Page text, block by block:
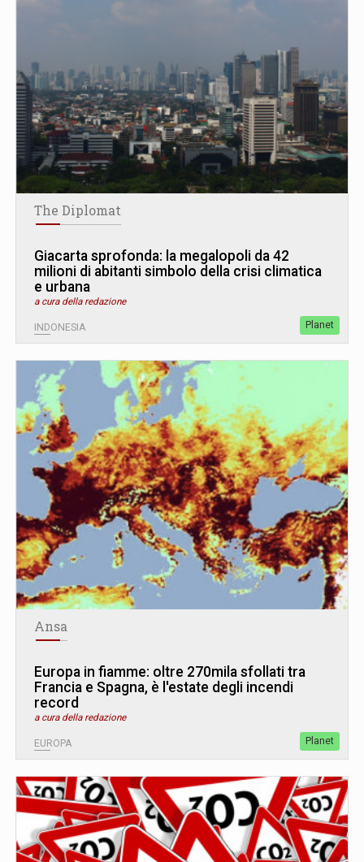
The Diplomat
Giacarta sprofonda: la megalopoli da 42
milioni di abitanti simbolo della crisi climatica
e urbana
a cura della redazione
INDONESIA Planet
Ansa
Europa in fiamme: oltre 270mila sfollati tra
Francia e Spagna, è l'estate degli incendi
record
a cura della redazione
EUROPA Planet